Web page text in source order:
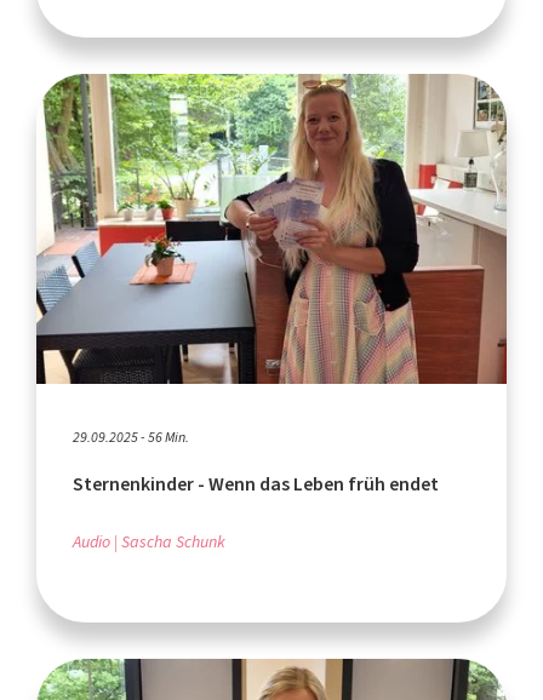
29.09.2025 - 56 Min.
Sternenkinder - Wenn das Leben früh endet
Audio Sascha Schunk